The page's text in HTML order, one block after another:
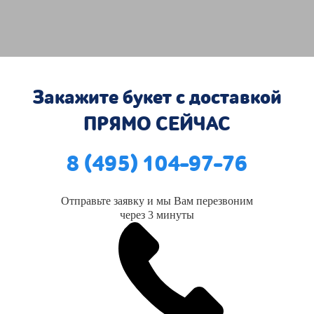
Закажите букет с доставкой
ПРЯМО СЕЙЧАС
8 (495) 104-97-76
Отправьте заявку и мы Вам перезвоним
через 3 минуты